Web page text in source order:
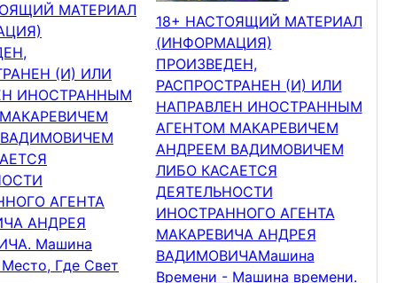
МАТЕРИАЛ
(И) ИЛИ
ИНОСТРАННЫМ
АГЕНТА
АНДРЕЯ
Машина
Где Свет
18+ НАСТОЯЩИЙ МАТЕРИАЛ
(ИНФОРМАЦИЯ)
ПРОИЗВЕДЕН,
РАСПРОСТРАНЕН (И) ИЛИ
НАПРАВЛЕН ИНОСТРАННЫМ
АГЕНТОМ МАКАРЕВИЧЕМ
АНДРЕЕМ ВАДИМОВИЧЕМ
ЛИБО КАСАЕТСЯ
ДЕЯТЕЛЬНОСТИ
ИНОСТРАННОГО АГЕНТА
МАКАРЕВИЧА АНДРЕЯ
ВАДИМОВИЧАМашина
Времени - Машина времени.